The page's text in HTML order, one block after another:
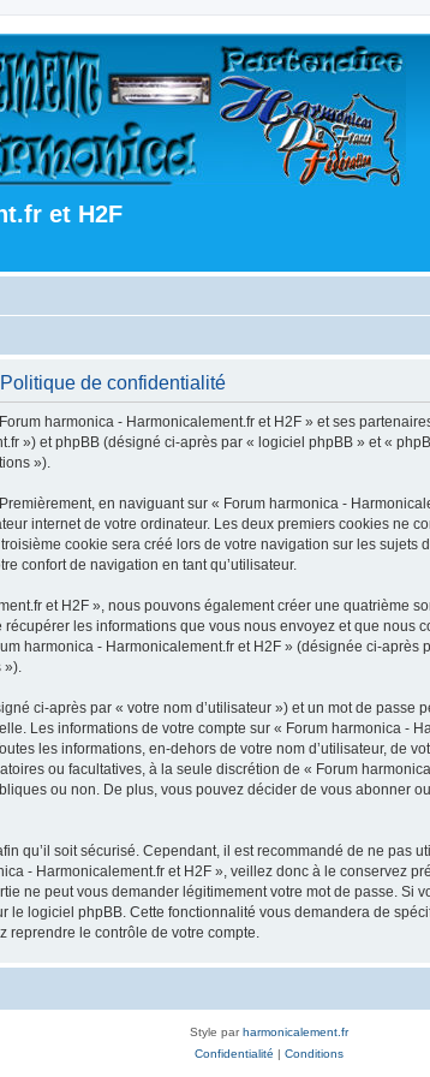
et H2F
de confidentialité
harmonica - Harmonicalement.fr et H2F » et ses
») et phpBB (désigné ci-après par « logiciel phpBB » et «
»).
en naviguant sur « Forum harmonica -
internet de votre ordinateur. Les deux premiers cookies ne
cookie sera créé lors de votre navigation sur les sujets
confort de navigation en tant qu’utilisateur.
et H2F », nous pouvons également créer une quatrième
les informations que vous nous envoyez et que
harmonica - Harmonicalement.fr et H2F » (désignée ci-
ci-après par « votre nom d’utilisateur ») et un mot de
Les informations de votre compte sur « Forum harmonica -
les informations, en-dehors de votre nom d’utilisateur, de
ou facultatives, à la seule discrétion de « Forum
ou non. De plus, vous pouvez décider de vous abonner
qu’il soit sécurisé. Cependant, il est recommandé de ne pas
- Harmonicalement.fr et H2F », veillez donc à le conservez
ne peut vous demander légitimement votre mot de passe. Si
le logiciel phpBB. Cette fonctionnalité vous demandera de
le contrôle de votre compte.
Style parharmonicalement.fr
Confidentialité | Conditions